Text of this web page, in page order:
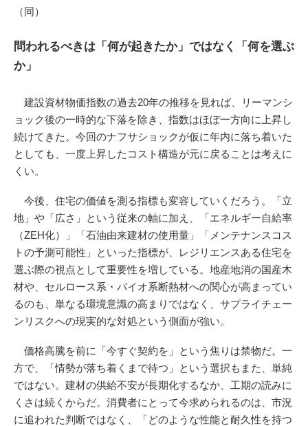
（同）
問われるべきは「何が起きたか」ではなく「何を選ぶ
か」
建設資材物価指数の過去20年の推移を見れば、リーマンシ
ョック後の一時的な下落を除き、指数はほぼ一方向に上昇し
続けてきた。今回のナフサショックが仮に年内に落ち着いた
としても、一度上昇したコスト構造が元に戻ることは考えに
くい。
今後、住宅の価値を測る指標も変容していくだろう。「立
地」や「広さ」という従来の軸に加え、「エネルギー自給率
（ZEH化）」「石油由来建材の使用量」「メンテナンスコス
トの予測可能性」といった指標が、レジリエンスある住宅を
選ぶ際の視点として重要性を増している。地産地消の国産木
材や、セルロース系・バイオ系断熱材への関心が高まってい
るのも、単なる環境意識の高まりではなく、サプライチェー
ンリスクへの現実的な対処という側面が強い。
価格高騰を前に「今すぐ契約を」という焦りは禁物だ。一
方で、「情勢が落ち着くまで待つ」という選択もまた、単純
ではない。建材の供給不安が長期化するなか、工期の読みに
くさは続くからだ。消費者にとって今求められるのは、市況
に追われた判断ではなく、「どのような性能と耐久性を持つ